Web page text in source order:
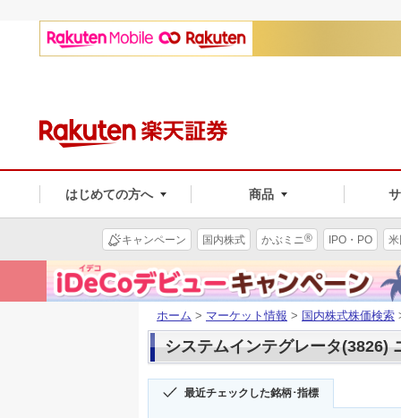
はじめての方へ 商品
キャンペーン 国内株式 かぶミニ® IPO・PO
ホーム > マーケット情報 > 国内株式株価検索
システムインテグレータ(3826)
最近チェックした銘柄･指標